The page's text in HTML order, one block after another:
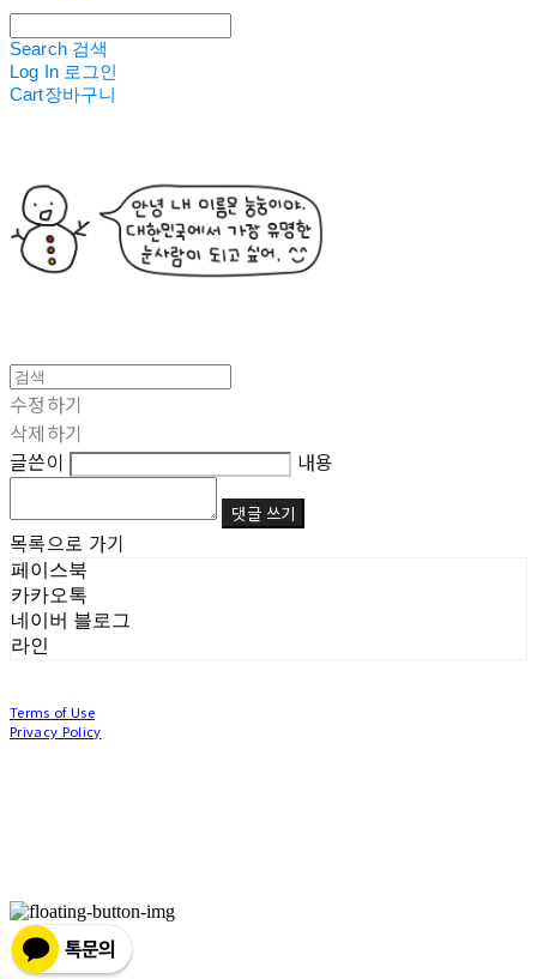
Search 검색
Log In 로그인
Cart장바구니
수정하기
삭제하기
글쓴이
내용
댓글 쓰기
목록으로 가기
페이스북
카카오톡
네이버 블로그
라인
Terms of Use
Privacy Policy